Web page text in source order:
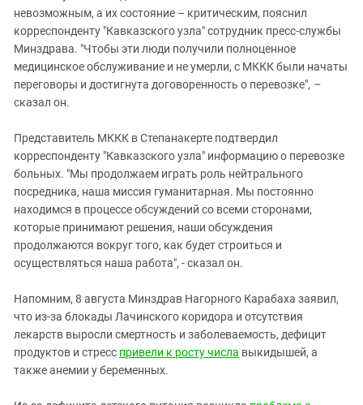
невозможным, а их состояние – критическим, пояснил
корреспонденту "Кавказского узла" сотрудник пресс-службы
Минздрава. "Чтобы эти люди получили полноценное
медицинское обслуживание и не умерли, с МККК были начаты
переговоры и достигнута договоренность о перевозке", –
сказал он.
Представитель МККК в Степанакерте подтвердил
корреспонденту "Кавказского узла" информацию о перевозке
больных. "Мы продолжаем играть роль нейтрального
посредника, наша миссия гуманитарная. Мы постоянно
находимся в процессе обсуждений со всеми сторонами,
которые принимают решения, наши обсуждения
продолжаются вокруг того, как будет строиться и
осуществляться наша работа", - сказал он.
Напомним, 8 августа Минздрав Нагорного Карабаха заявил,
что из-за блокады Лачинского коридора и отсутствия
лекарств выросли смертность и заболеваемость, дефицит
продуктов и стресс привели к росту числа выкидышей, а
также анемии у беременных.